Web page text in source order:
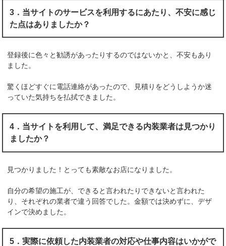
3．当サイトのサービスを利用するにあたり、不安に感じ
た点はありましたか？
登録後に色々と勧誘があったりするのではないかと、不安もあり
ました。
驚くほどすぐに電話連絡があったので、見積りをどうしようか迷
っていた気持ちを払拭できました。
4．当サイトを利用して、満足できる内装業者は見つかり
ましたか？
見つかりました！とっても素敵なお店になりました。
自分の希望の施工が、できると言われたりできないと言われた
り、それぞれの業者で違う回答でした。金額では決めずに、デザ
インで決めました。
5．実際に依頼した内装業者の対応や仕事内容はいかがで